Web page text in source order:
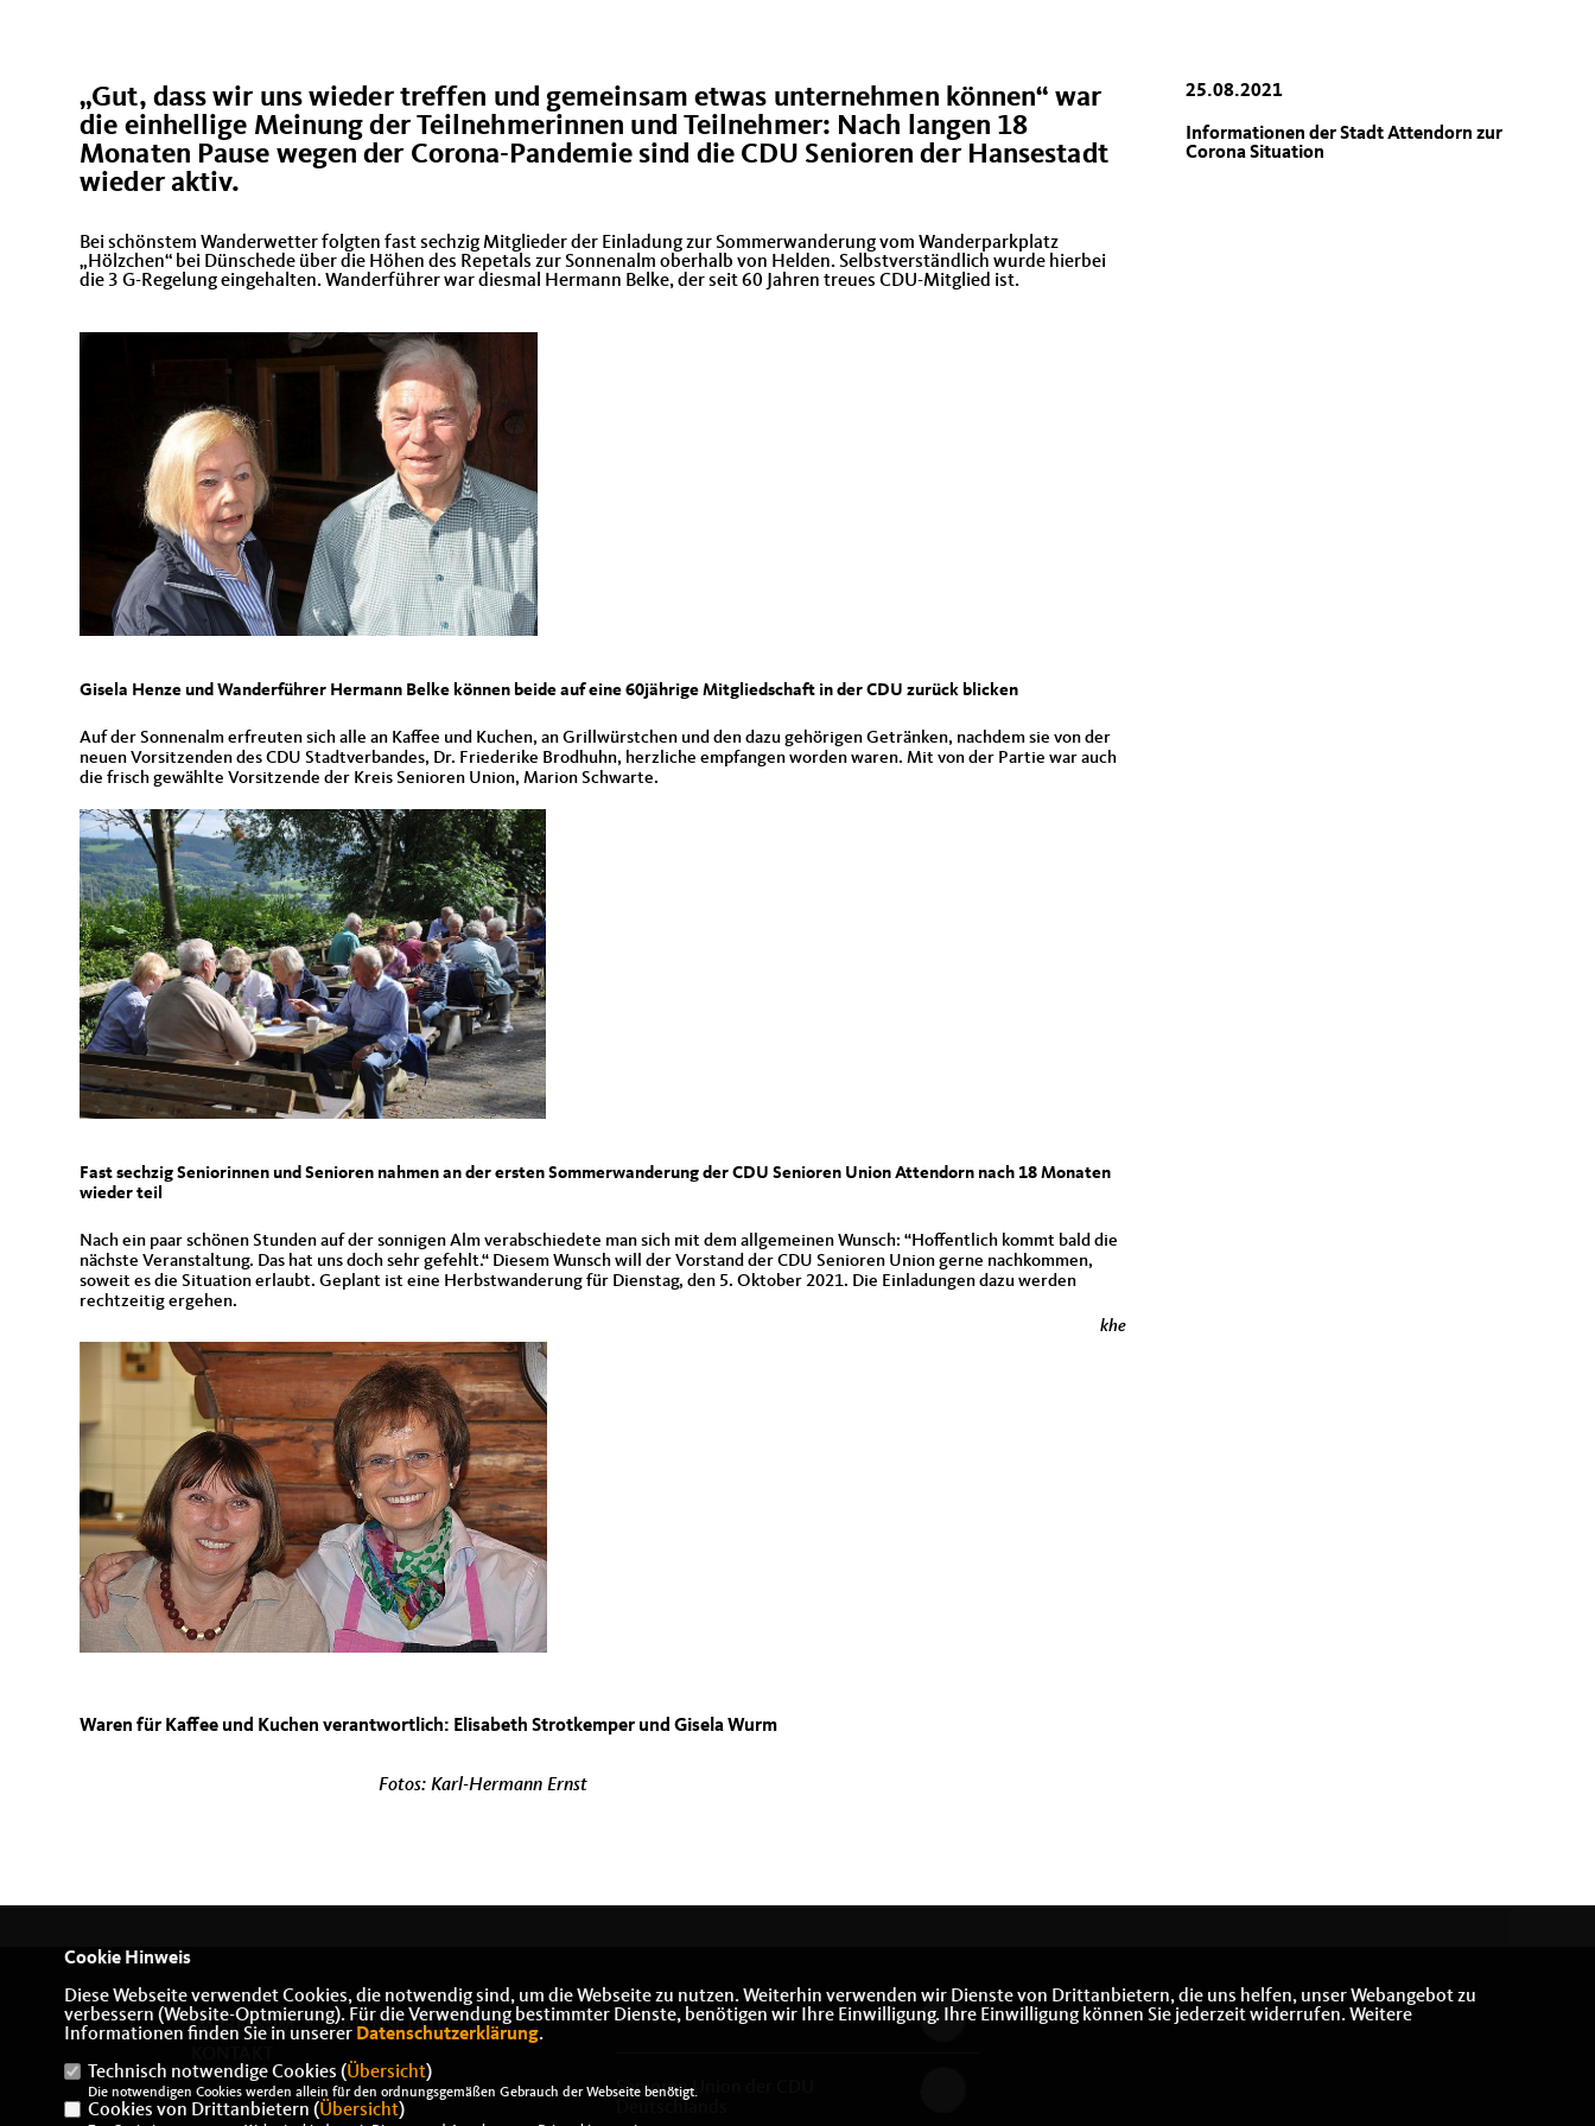
Gut, dass wir uns wieder treffen und gemeinsam etwas unternehmen können“ war
die einhellige Meinung der Teilnehmerinnen und Teilnehmer: Nach langen 18
Monaten Pause wegen der Corona-Pandemie sind die CDU Senioren der Hansestadt
wieder aktiv.
Bei schönstem Wanderwetter folgten fast sechzig Mitglieder der Einladung zur Sommerwanderung vom Wanderparkplatz
Hölzchen“ bei Dünschede über die Höhen des Repetals zur Sonnenalm oberhalb von Helden. Selbstverständlich wurde hierbei
die 3 G-Regelung eingehalten. Wanderführer war diesmal Hermann Belke, der seit 60 Jahren treues CDU-Mitglied ist.
Gisela Henze und Wanderführer Hermann Belke können beide auf eine 60jährige Mitgliedschaft in der CDU zurück blicken
Auf der Sonnenalm erfreuten sich alle an Kaffee und Kuchen, an Grillwürstchen und den dazu gehörigen Getränken, nachdem sie von der
neuen Vorsitzenden des CDU Stadtverbandes, Dr. Friederike Brodhuhn, herzliche empfangen worden waren. Mit von der Partie war auch
die frisch gewählte Vorsitzende der Kreis Senioren Union, Marion Schwarte.
Fast sechzig Seniorinnen und Senioren nahmen an der ersten Sommerwanderung der CDU Senioren Union Attendorn nach 18 Monaten
wieder teil
Nach ein paar schönen Stunden auf der sonnigen Alm verabschiedete man sich mit dem allgemeinen Wunsch: “Hoffentlich kommt bald die
nächste Veranstaltung. Das hat uns doch sehr gefehlt.“ Diesem Wunsch will der Vorstand der CDU Senioren Union gerne nachkommen,
soweit es die Situation erlaubt. Geplant ist eine Herbstwanderung für Dienstag, den 5. Oktober 2021. Die Einladungen dazu werden
rechtzeitig ergehen.
khe
Waren für Kaffee und Kuchen verantwortlich: Elisabeth Strotkemper und Gisela Wurm
Fotos: Karl-Hermann Ernst
25.08.2021
Informationen der Stadt Attendorn zur
Corona Situation
IMPRESSUM
DATENSCHUTZ
Senioren Union NRW
Senioren Union der CDU
Cookie Hinweis
Diese Webseite verwendet Cookies, die notwendig sind, um die Webseite zu nutzen. Weiterhin verwenden wir Dienste von Drittanbietern, die uns helfen, unser Webangebot zu
verbessern (Website-Optmierung). Für die Verwendung bestimmter Dienste, benötigen wir Ihre Einwilligung. Ihre Einwilligung können Sie jederzeit widerrufen. Weitere
Informationen finden Sie in unserer Datenschutzerklärung.
Technisch notwendige Cookies (Übersicht)
Die notwendigen Cookies werden allein für den ordnungsgemäßen Gebrauch der Webseite benötigt.
Cookies von Drittanbietern (Übersicht)